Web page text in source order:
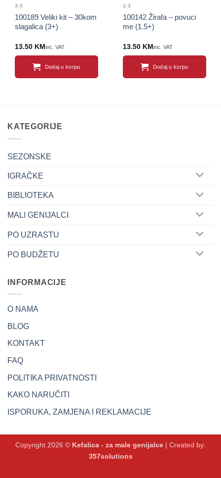
3-5
100189 Veliki kit – 30kom
slagalica (3+)
13.50 KM inc. VAT
Dodaj u korpu
1-3
100142 Žirafa – povuci
me (1.5+)
13.50 KM inc. VAT
Dodaj u korpu
KATEGORIJE
SEZONSKE
IGRAČKE
BIBLIOTEKA
MALI GENIJALCI
PO UZRASTU
PO BUDŽETU
INFORMACIJE
O NAMA
BLOG
KONTAKT
FAQ
POLITIKA PRIVATNOSTI
KAKO NARUČITI
ISPORUKA, ZAMJENA I REKLAMACIJE
Copyright 2026 © Kefalica - za male genijalce | Created by:
357solutions